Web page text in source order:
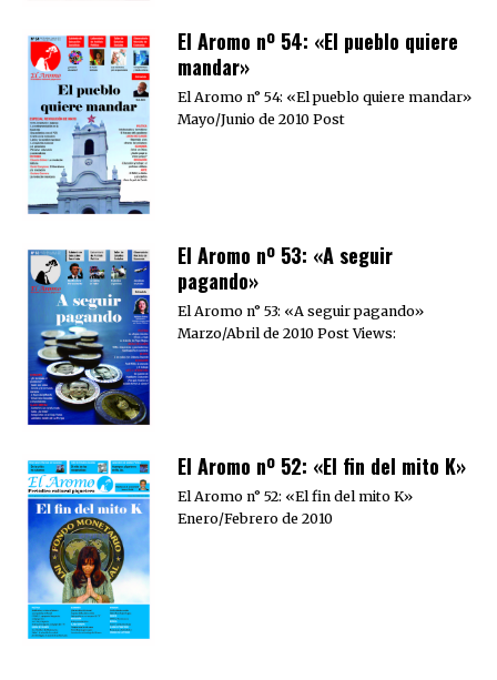
El Aromo nº 54: «El pueblo quiere
mandar»
El Aromo n° 54: «El pueblo quiere mandar»
Mayo/Junio de 2010 Post
El Aromo nº 53: «A seguir
pagando»
El Aromo n° 53: «A seguir pagando»
Marzo/Abril de 2010 Post Views:
El Aromo nº 52: «El fin del mito K»
El Aromo n° 52: «El fin del mito K»
Enero/Febrero de 2010